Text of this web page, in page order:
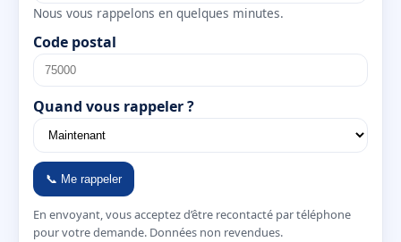
Nous vous rappelons en quelques minutes.
Code postal
Quand vous rappeler ?
📞 Me rappeler
En envoyant, vous acceptez d’être recontacté par téléphone
pour votre demande. Données non revendues.